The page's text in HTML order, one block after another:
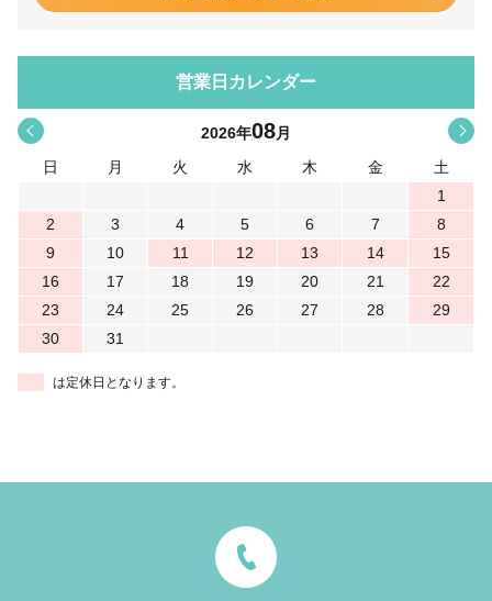
営業日カレンダー
< 2026年08月
日
月 火 水 木 金
土
1
2
3 4 5 6 7
8
9
10 11 12 13 14
15
16
17 18 19 20 21
22
23
24 25 26 27 28
29
30
31
は定休日となります。